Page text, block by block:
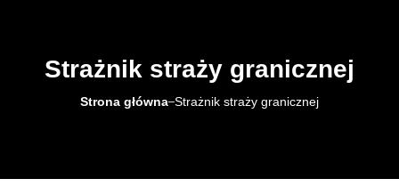
Strażnik straży granicznej
Strona główna Strażnik straży granicznej